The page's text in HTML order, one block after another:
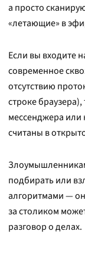
а просто
«летающие» в
Если вы входите
современное
отсутствию
строке
мессенджера или
считаны в
подбирать или
алгоритмами —
за столиком
разговор о делах.